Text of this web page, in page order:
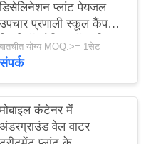
डिसेलिनेशन प्लांट पेयजल
उपचार प्रणाली स्कूल कैंपस
रिवर्स ऑस्मोसिस वॉटर फ़िल्टर
बातचीत योग्य MOQ:>= 1सेट
संपर्क
मोबाइल कंटेनर में
अंडरग्राउंड वेल वाटर